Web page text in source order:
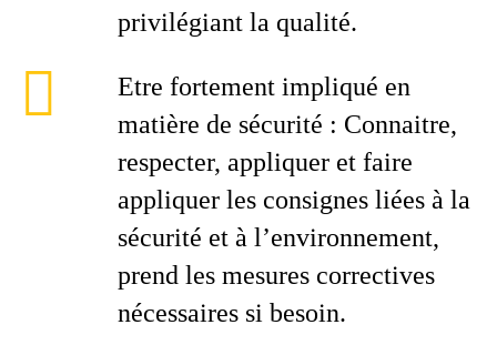
privilégiant la qualité.
Etre fortement impliqué en
matière de sécurité : Connaitre,
respecter, appliquer et faire
appliquer les consignes liées à la
sécurité et à l’environnement,
prend les mesures correctives
nécessaires si besoin.